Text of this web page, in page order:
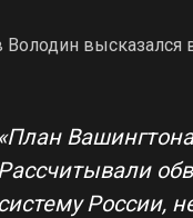
Володин высказался
«План
Рассчитывали
систему России,